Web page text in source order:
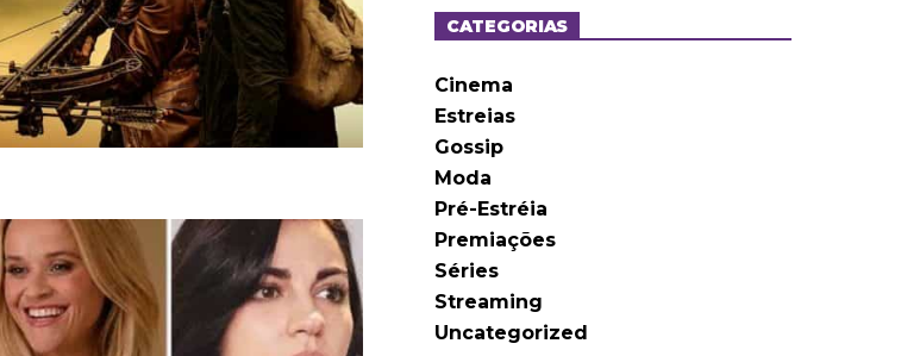
o
sCATEGORIAS
Cinema
Estreias
Gossip
Moda
Pré-Estréia
Premiações
Séries
Streaming
Uncategorized